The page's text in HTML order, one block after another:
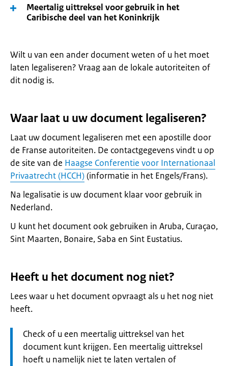
Meertalig uittreksel voor gebruik in het
Caribische deel van het Koninkrijk
Wilt u van een ander document weten of u het moet
laten legaliseren? Vraag aan de lokale autoriteiten of
dit nodig is.
Waar laat u uw document legaliseren?
Laat uw document legaliseren met een apostille door
de Franse autoriteiten. De contactgegevens vindt u op
de site van de Haagse Conferentie voor Internationaal
Privaatrecht (HCCH)(informatie in het Engels/Frans).
Na legalisatie is uw document klaar voor gebruik in
Nederland.
U kunt het document ook gebruiken in Aruba, Curaçao,
Sint Maarten, Bonaire, Saba en Sint Eustatius.
Heeft u het document nog niet?
Lees waar u het document opvraagt als u het nog niet
heeft.
Let
op:
Check of u een meertalig uittreksel van het
document kunt krijgen. Een meertalig uittreksel
hoeft u namelijk niet te laten vertalen of